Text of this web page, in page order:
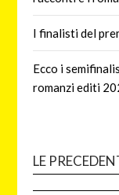
I finalisti del
Ecco i
romanzi editi
LE